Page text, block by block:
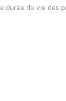
durée de vie des